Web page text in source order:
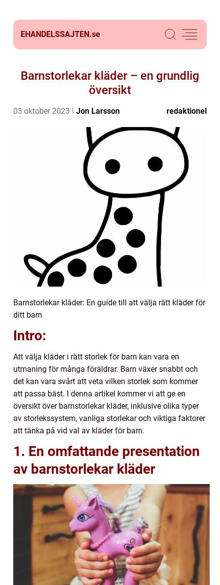
EHANDELSSAJTEN.se
Barnstorlekar kläder – en grundlig
översikt
03 oktober 2023 Jon Larsson redaktionel
Barnstorlekar kläder: En guide till att välja rätt kläder för
ditt barn
Intro:
Att välja kläder i rätt storlek för barn kan vara en
utmaning för många föräldrar. Barn växer snabbt och
det kan vara svårt att veta vilken storlek som kommer
att passa bäst. I denna artikel kommer vi att ge en
översikt över barnstorlekar kläder, inklusive olika typer
av storlekssystem, vanliga storlekar och viktiga faktorer
att tänka på vid val av kläder för barn.
1. En omfattande presentation
av barnstorlekar kläder